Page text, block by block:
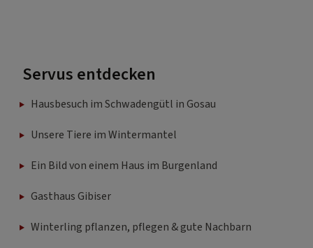
Servus entdecken
Hausbesuch im Schwadengütl in Gosau
Unsere Tiere im Wintermantel
Ein Bild von einem Haus im Burgenland
Gasthaus Gibiser
Winterling pflanzen, pflegen & gute Nachbarn